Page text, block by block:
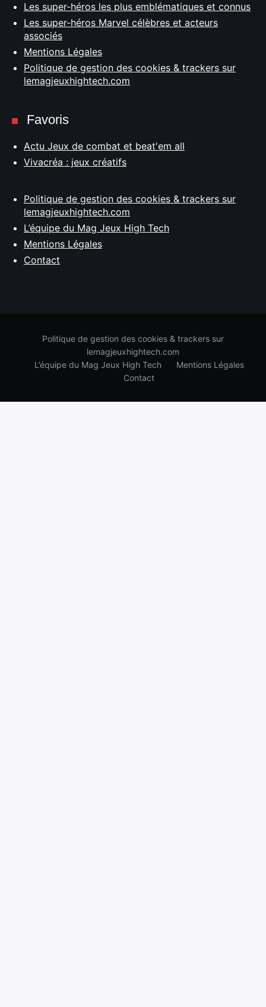
Les super-héros les plus emblématiques et connus
Les super-héros Marvel célèbres et acteurs
associés
Mentions Légales
Politique de gestion des cookies & trackers sur
lemagjeuxhightech.com
Favoris
Actu Jeux de combat et beat'em all
Vivacréa : jeux créatifs
Politique de gestion des cookies & trackers sur
lemagjeuxhightech.com
L’équipe du Mag Jeux High Tech
Mentions Légales
Contact
Politique de gestion des cookies & trackers sur
lemagjeuxhightech.com
L’équipe du Mag Jeux High Tech
Mentions Légales
Contact